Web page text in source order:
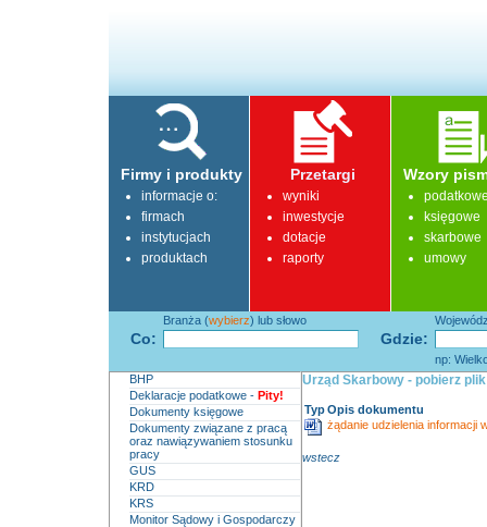
Firmy i produkty
informacje o:
firmach
instytucjach
produktach
Przetargi
wyniki
inwestycje
dotacje
raporty
Wzory
księgowe
skarbowe
umowy
Co: Gdzie:
Branża (wybierz) lub słowo
np:
BHP
Deklaracje podatkowe - Pity!
Dokumenty księgowe
Dokumenty związane z pracą
oraz nawiązywaniem stosunku
pracy
GUS
KRD
KRS
Monitor Sądowy i Gospodarczy
Urząd Skarbowy - pobierz plik
TypOpis dokumentu
żądanie udzielenia informacji
wstecz